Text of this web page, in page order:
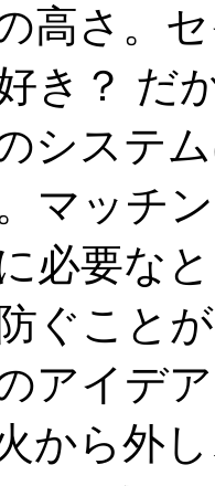
高さ。
き？ だ
システ
マッチ
必要な
ぐこと
アイデ
から外